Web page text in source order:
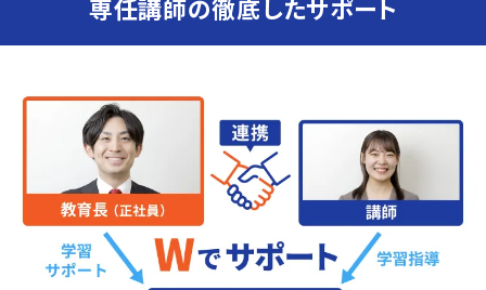
専任講師の徹底したサポート